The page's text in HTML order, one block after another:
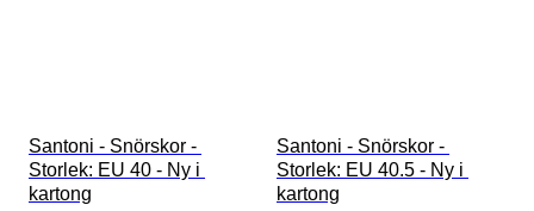
Santoni - Snörskor -
Storlek: EU 40 - Ny i
kartong
Santoni - Snörskor -
Storlek: EU 40.5 - Ny i
kartong